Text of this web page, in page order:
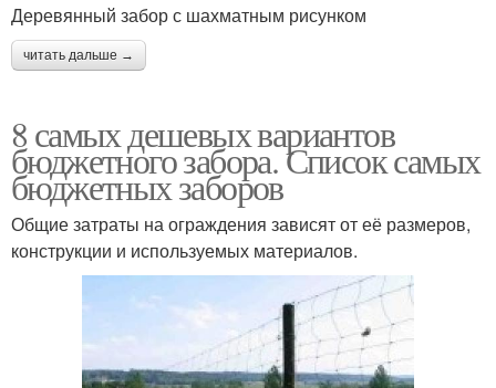
Деревянный забор с шахматным рисунком
читать дальше →
8 самых дешевых вариантов
бюджетного забора. Список самых
бюджетных заборов
Общие затраты на ограждения зависят от её размеров,
конструкции и используемых материалов.